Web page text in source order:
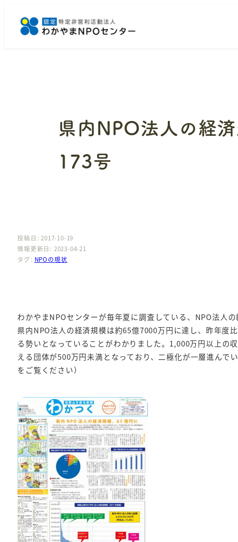
県内NPO法人の経
173号
投稿日: 2017-10-19
情報更新日: 2023-04-21
タグ: NPOの現状
わかやまNPOセンターが毎年夏に調査している、NPO法人
県内NPO法人の経済規模は約65億7000万円に達し、昨年度
る勢いとなっていることがわかりました。1,000万円以上の
える団体が500万円未満となっており、二極化が一層進んで
をご覧ください）